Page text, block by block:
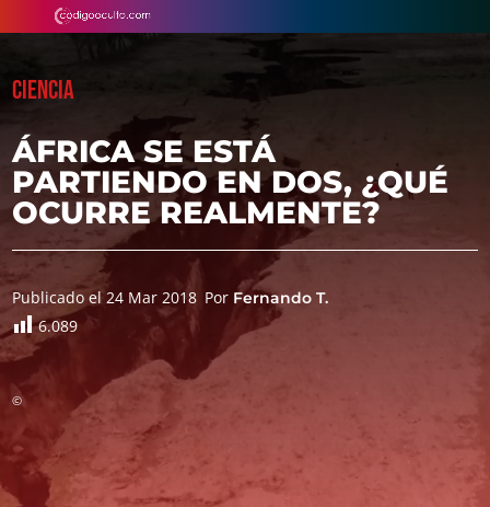
CIENCIA
ÁFRICA SE ESTÁ
PARTIENDO EN DOS, ¿QUÉ
OCURRE REALMENTE?
Publicado el 24 Mar 2018 Por Fernando T.
6.089
©